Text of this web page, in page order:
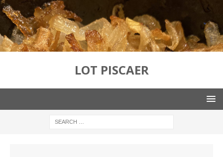
LOT PISCAER